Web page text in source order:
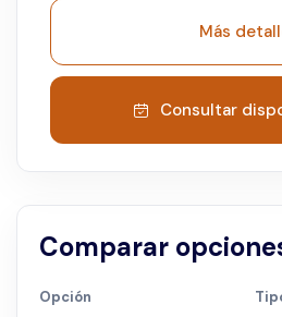
Más
Consultar
Comparar
Opción